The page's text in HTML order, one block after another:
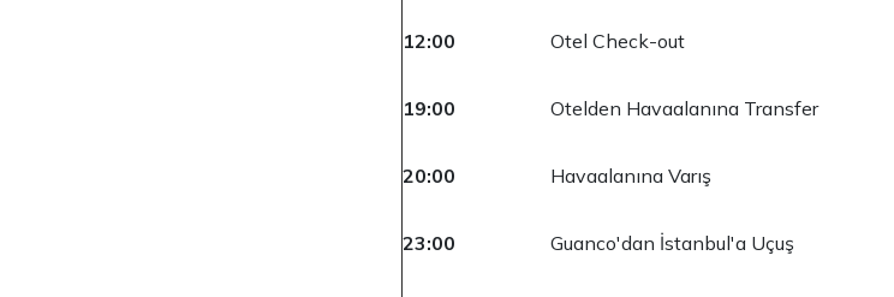
12:00 Otel Check-out
19:00 Otelden Havaalanına Transfer
20:00 Havaalanına Varış
23:00 Guanco'dan İstanbul'a Uçuş